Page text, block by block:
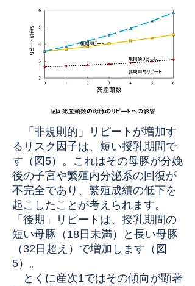
「非規則的」リピートが増加す
るリスク因子は、短い授乳期間で
す（図5）。これはその母豚が分娩
後の子宮や繁殖内分泌系の回復が
不完全であり、繁殖成績の低下を
起こしたことが考えられます。
「後期」リピートは、授乳期間の
短い母豚（18日未満）と長い母豚
（32日超え）で増加します（図
5）。
とくに産次1ではその傾向が顕著